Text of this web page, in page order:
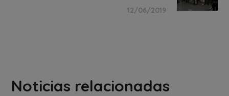
12/06/2019
Noticias relacionadas